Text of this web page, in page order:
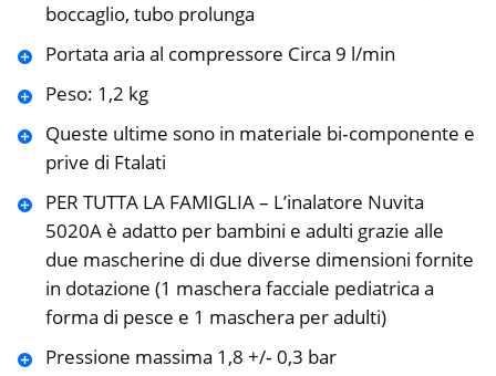
boccaglio, tubo prolunga
Portata aria al compressore Circa 9 l/min
Peso: 1,2 kg
Queste ultime sono in materiale bi‐componente e
prive di Ftalati
PER TUTTA LA FAMIGLIA – L’inalatore Nuvita
5020A è adatto per bambini e adulti grazie alle
due mascherine di due diverse dimensioni fornite
in dotazione (1 maschera facciale pediatrica a
forma di pesce e 1 maschera per adulti)
Pressione massima 1,8 +/‐ 0,3 bar